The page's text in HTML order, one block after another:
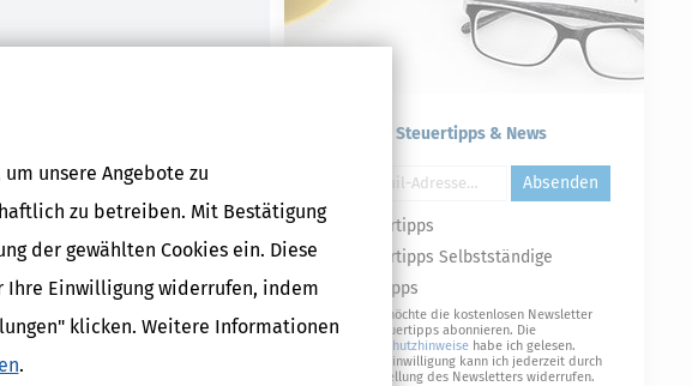
unsere Angebote zu
zu betreiben. Mit Bestätigung
der gewählten Cookies ein. Diese
Ihre Einwilligung widerrufen, indem
klicken. Weitere Informationen
.
Kostenlose Steuertipps & News
Absenden
Steuertipps
Steuertipps Selbstständige
Geldtipps
Ja, ich möchte die kostenlosen Newsletter
von Steuertipps abonnieren. Die
Datenschutzhinweise habe ich gelesen.
Meine Einwilligung kann ich jederzeit durch
Abbestellung des Newsletters widerrufen.